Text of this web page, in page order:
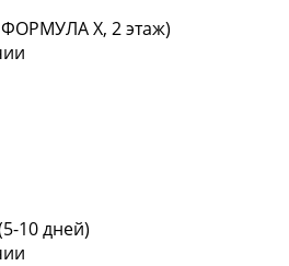
Х, 2 этаж)
10 дней)